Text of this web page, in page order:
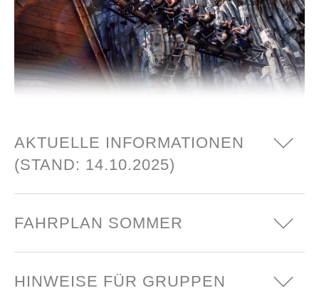
AKTUELLE INFORMATIONEN
(STAND: 14.10.2025)
HALTESTELLENVERLEGUNG
die Haltestelle des Phantasialand-
FAHRPLAN SOMMER
regulärenPhantasialand Öffnungszeiten
HINWEISE FÜR GRUPPEN